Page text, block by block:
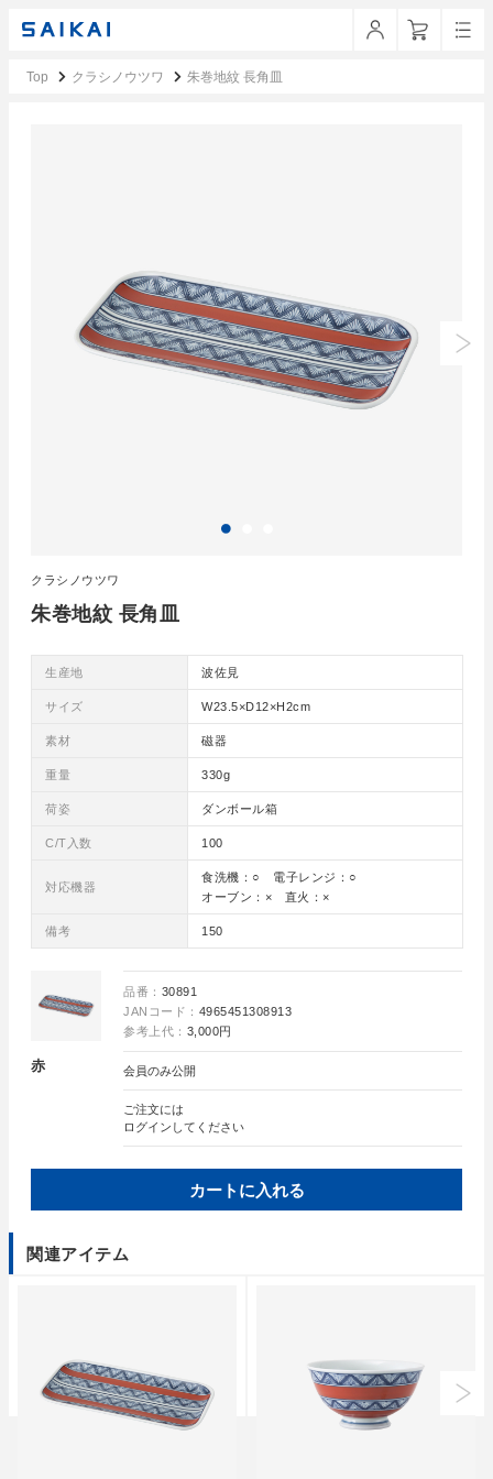
Top クラシノウツワ 朱巻地紋 長角皿
朱巻地紋 長角皿
クラシノウツワ
生産地 波佐見
サイズ W23.5×D12×H2cm
素材 磁器
重量 330g
荷姿 ダンボール箱
C/T入数 100
対応機器
食洗機：○ 電子レンジ：○
オーブン：× 直火：×
備考 150
赤
品番： 30891
JANコード： 4965451308913
参考上代： 3,000円
会員のみ公開
ご注文には
ログイン してください
カートに入れる
関連アイテム